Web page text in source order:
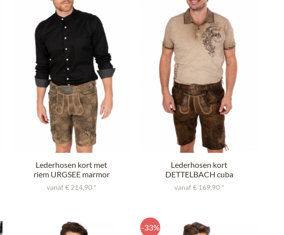
Schweigerts
Spieth & Wensky
Lederhosen kort met
riem URGSEE marmor
nappato
vanaf € 214,90 *
Lederhosen kort
DETTELBACH cuba
vanaf € 169,90 *
-33%